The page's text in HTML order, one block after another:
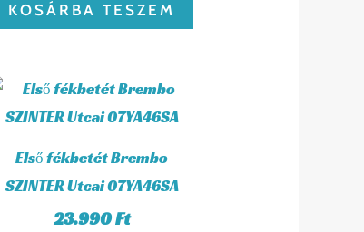
KOSÁRBA TESZEM
Első fékbetét Brembo
SZINTER Utcai 07YA46SA
23.990Ft